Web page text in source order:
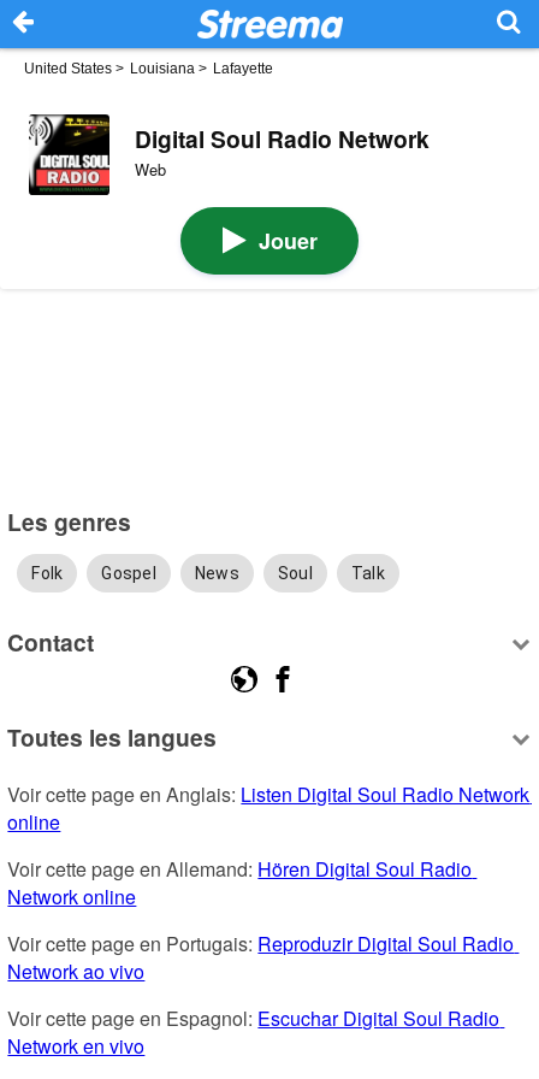
United States > Louisiana > Lafayette
Digital Soul Radio Network
Web
Jouer
Les genres
Folk Gospel News Soul Talk
Contact
Toutes les langues
Voir cette page en Anglais: Listen Digital Soul Radio Network
online
Voir cette page en Allemand: Hören Digital Soul Radio
Network online
Voir cette page en Portugais: Reproduzir Digital Soul Radio
Network ao vivo
Voir cette page en Espagnol: Escuchar Digital Soul Radio
Network en vivo